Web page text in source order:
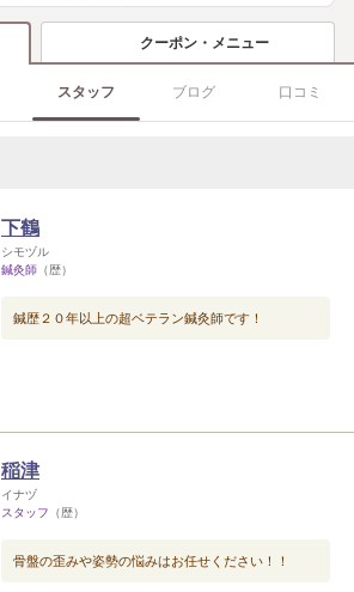
クーポン・メニュー
スタッフ ブログ 口コミ
下鶴
シモヅル
鍼灸師 （歴）
鍼歴２０年以上の超ベテラン鍼灸師です！
稲津
イナヅ
スタッフ （歴）
骨盤の歪みや姿勢の悩みはお任せください！！